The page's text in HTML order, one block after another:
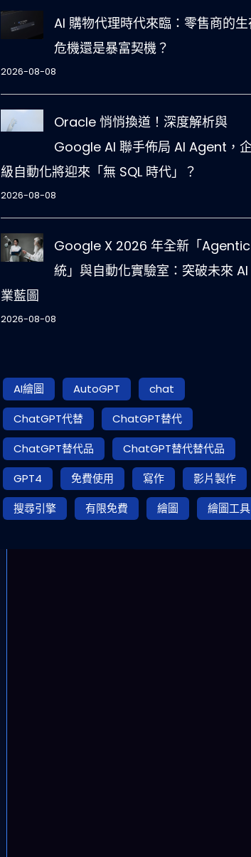
AI 購物代理時代來臨：零售商的
危機還是暴富契機？
2026-08-08
Oracle 悄悄換道！深度解析與
Google AI 聯手佈局 AI Agent，
級自動化將迎來「無 SQL 時代」？
2026-08-08
Google X 2026 年全新「
統」與自動化實驗室：突破未來
業藍圖
2026-08-08
AI繪圖 AutoGPT
chat
ChatGPT代替
ChatGPT替代
ChatGPT替代品
ChatGPT替代替代品
GPT4
免費使用 寫作
影片製作
搜尋引擎
有限免費 繪圖 繪圖工具